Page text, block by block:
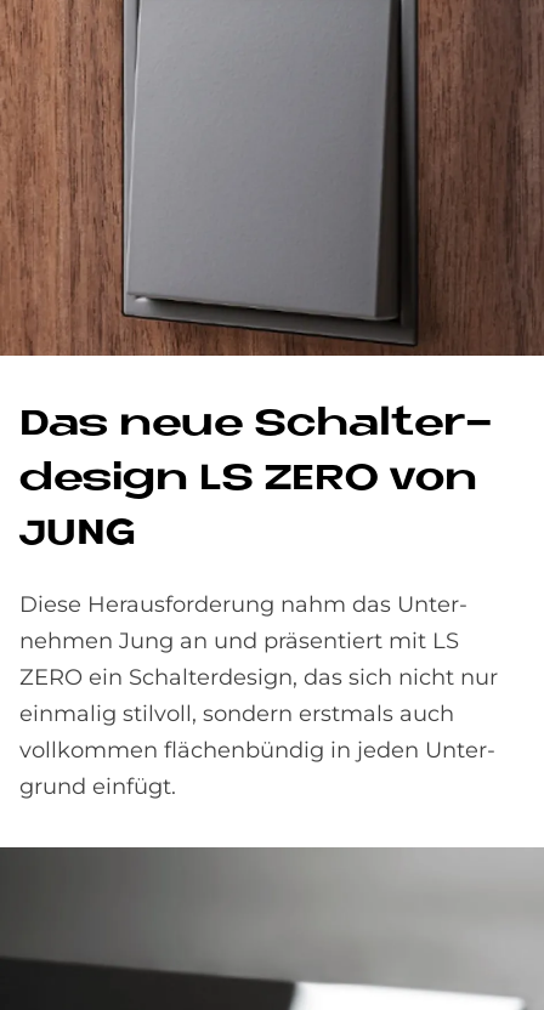
Das neue Schal­ter­
de­sign LS ZERO von
JUNG
Diese Herausforderung nahm das Unter­
nehmen Jung an und präsentiert mit LS
ZERO ein Schalter­design, das sich nicht nur
einmalig stil­voll, sondern erst­mals auch
vollkommen flächen­bündig in jeden Unter­
grund einfügt.